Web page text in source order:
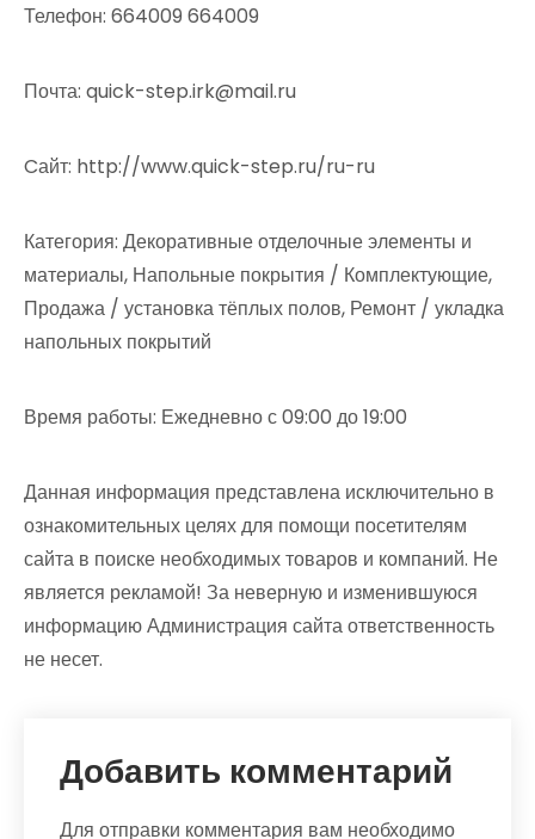
Телефон: 664009 664009
Почта: quick-step.irk@mail.ru
Cайт: http://www.quick-step.ru/ru-ru
Категория: Декоративные отделочные элементы и
материалы, Напольные покрытия / Комплектующие,
Продажа / установка тёплых полов, Ремонт / укладка
напольных покрытий
Время работы: Ежедневно с 09:00 до 19:00
Данная информация представлена исключительно в
ознакомительных целях для помощи посетителям
сайта в поиске необходимых товаров и компаний. Не
является рекламой! За неверную и изменившуюся
информацию Администрация сайта ответственность
не несет.
Добавить комментарий
Для отправки комментария вам необходимо